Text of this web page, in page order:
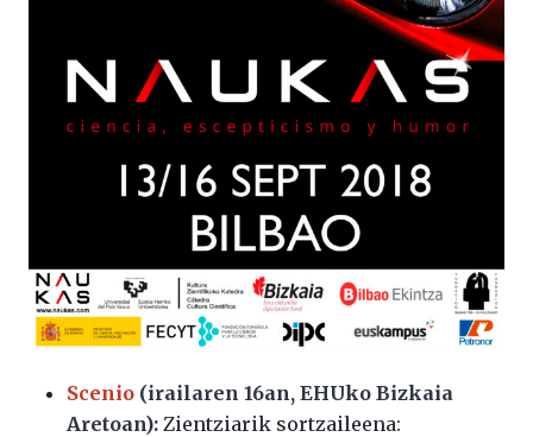
Scenio (irailaren 16an, EHUko Bizkaia
Aretoan): Zientziarik sortzaileena: